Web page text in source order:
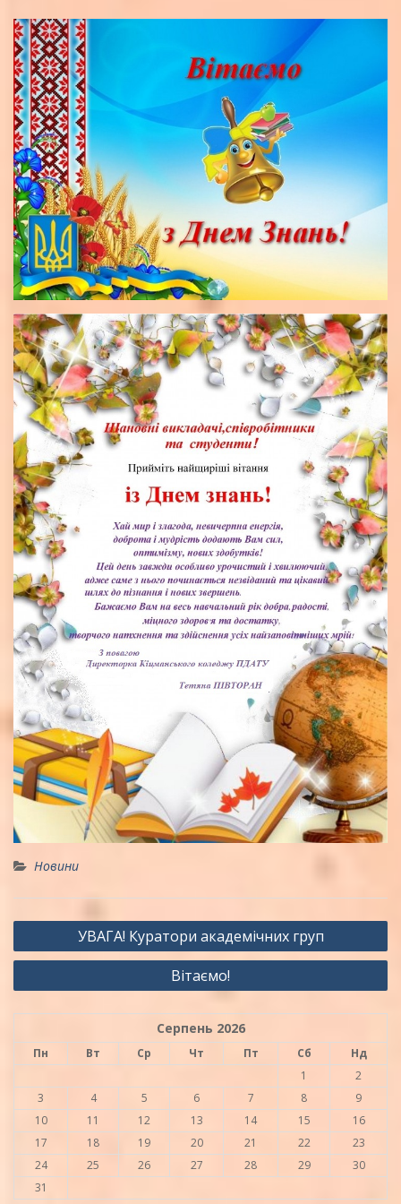
Новини
Навігація
записів
УВАГА! Куратори академічних груп
Вітаємо!
Серпень 2026
Пн Вт Ср Чт Пт Сб
Нд
1
2
3
4 5 6 7 8
9
10
11 12 13 14 15
16
17
18 19 20 21 22
23
24
25 26 27 28 29
30
31